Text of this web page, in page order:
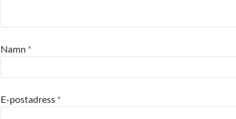
Namn *
E-postadress *